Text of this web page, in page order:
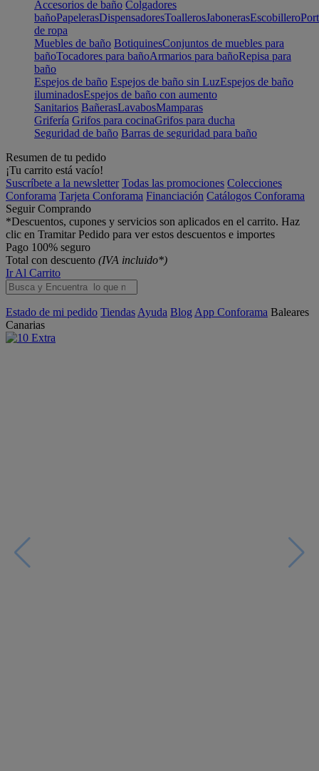
Accesorios de baño Colgadores
bañoPapelerasDispensadoresToallerosJabonerasEscobillero
de ropa
Muebles de baño BotiquinesConjuntos de muebles para
bañoTocadores para bañoArmarios para bañoRepisa para
baño
Espejos de baño Espejos de baño sin LuzEspejos de baño
iluminadosEspejos de baño con aumento
Sanitarios BañerasLavabosMamparas
Grifería Grifos para cocinaGrifos para ducha
Seguridad de baño Barras de seguridad para baño
Resumen de tu pedido
¡Tu carrito está vacío!
Suscríbete a la newsletter Todas las promociones Colecciones
Conforama Tarjeta Conforama Financiación Catálogos Conforama
Seguir Comprando
*Descuentos, cupones y servicios son aplicados en el carrito. Haz
clic en Tramitar Pedido para ver estos descuentos e importes
Pago 100% seguro
Total con descuento (IVA incluido*)
Ir Al Carrito
Estado de mi pedido Tiendas Ayuda Blog App Conforama Baleares
Canarias